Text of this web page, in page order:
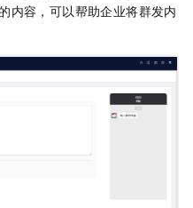
内容，可以帮助企业将群发内